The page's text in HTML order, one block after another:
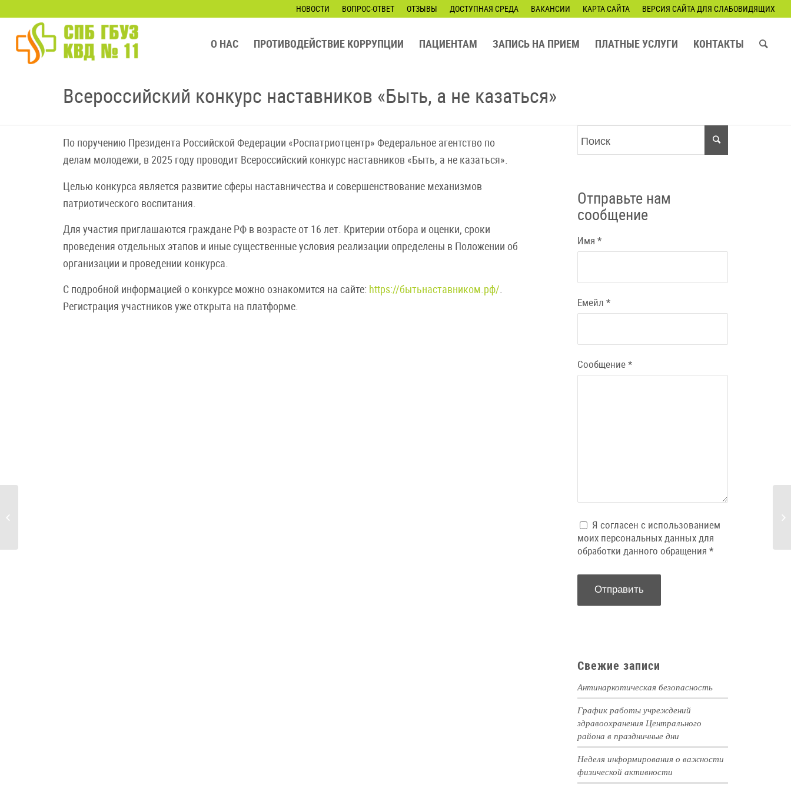
НОВОСТИ ВОПРОС-ОТВЕТ ОТЗЫВЫ ДОСТУПНАЯ СРЕДА ВАКАНСИИ КАРТА САЙТА ВЕРСИЯ САЙТА ДЛЯ СЛАБОВИДЯЩИХ
О НАС ПРОТИВОДЕЙСТВИЕ КОРРУПЦИИ ПАЦИЕНТАМ ЗАПИСЬ НА ПРИЕМ ПЛАТНЫЕ УСЛУГИ КОНТАКТЫ
Всероссийский конкурс наставников «Быть, а не казаться»
По поручению Президента Российской Федерации «Роспатриотцентр» Федеральное агентство по
делам молодежи, в 2025 году проводит Всероссийский конкурс наставников «Быть, а не казаться».
Целью конкурса является развитие сферы наставничества и совершенствование механизмов
патриотического воспитания.
Для участия приглашаются граждане РФ в возрасте от 16 лет. Критерии отбора и оценки, сроки
проведения отдельных этапов и иные существенные условия реализации определены в Положении об
организации и проведении конкурса.
С подробной информацией о конкурсе можно ознакомится на сайте: https://бытьнаставником.рф/.
Регистрация участников уже открыта на платформе.
Отправьте нам
сообщение
Имя *
Емейл *
Сообщение*
Я согласен с использованием
моих персональных данных для
обработки данного обращения *
Свежие записи
Антинаркотическая безопасность
График работы учреждений
здравоохранения Центрального
района в праздничные дни
Неделя информирования о важности
физической активности